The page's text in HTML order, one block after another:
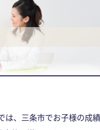
は、三条市でお子様の成